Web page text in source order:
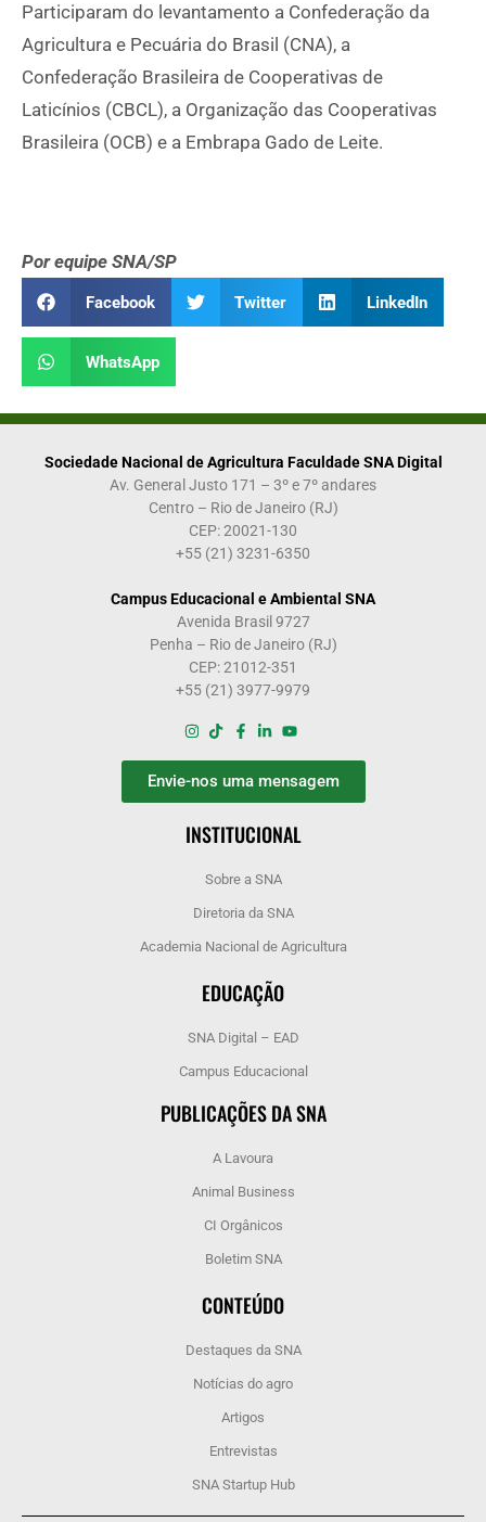
Participaram do levantamento a Confederação da
Agricultura e Pecuária do Brasil (CNA), a
Confederação Brasileira de Cooperativas de
Laticínios (CBCL), a Organização das Cooperativas
Brasileira (OCB) e a Embrapa Gado de Leite.
Por equipe SNA/SP
Facebook Twitter LinkedIn
WhatsApp
Sociedade Nacional de Agricultura Faculdade SNA Digital
Av. General Justo 171 – 3º e 7º andares
Centro – Rio de Janeiro (RJ)
CEP: 20021-130
+55 (21) 3231-6350
Campus Educacional e Ambiental SNA
Avenida Brasil 9727
Penha – Rio de Janeiro (RJ)
CEP: 21012-351
+55 (21) 3977-9979
Envie-nos uma mensagem
INSTITUCIONAL
Sobre a SNA
Diretoria da SNA
Academia Nacional de Agricultura
EDUCAÇÃO
SNA Digital – EAD
Campus Educacional
PUBLICAÇÕES DA SNA
A Lavoura
Animal Business
CI Orgânicos
Boletim SNA
CONTEÚDO
Destaques da SNA
Notícias do agro
Artigos
Entrevistas
SNA Startup Hub